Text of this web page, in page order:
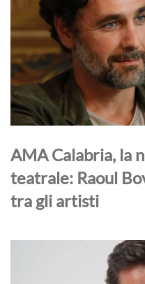
AMA Calabria, la
teatrale: Raoul
tra gli artisti